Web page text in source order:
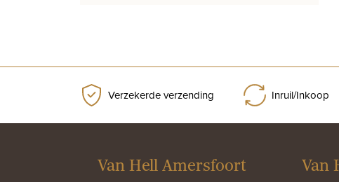
Verzekerde verzending Inruil/Inkoop
Van Hell Amersfoort Van